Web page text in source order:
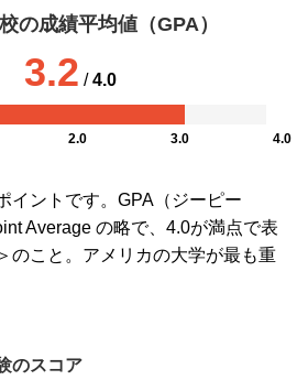
の成績平均値（GPA）
3.2 /4.0
2.0 3.0 4.0
イントです。GPA（ジーピー
Average の略で、4.0が満点で表
のこと。アメリカの大学が最も重
のスコア